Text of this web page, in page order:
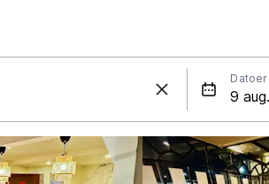
Datoer